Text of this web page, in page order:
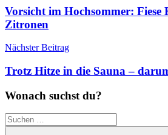
Vorsicht im Hochsommer: Fiese
Zitronen
Nächster Beitrag
Trotz Hitze in die Sauna –
Wonach suchst du?
Suchen
nach: